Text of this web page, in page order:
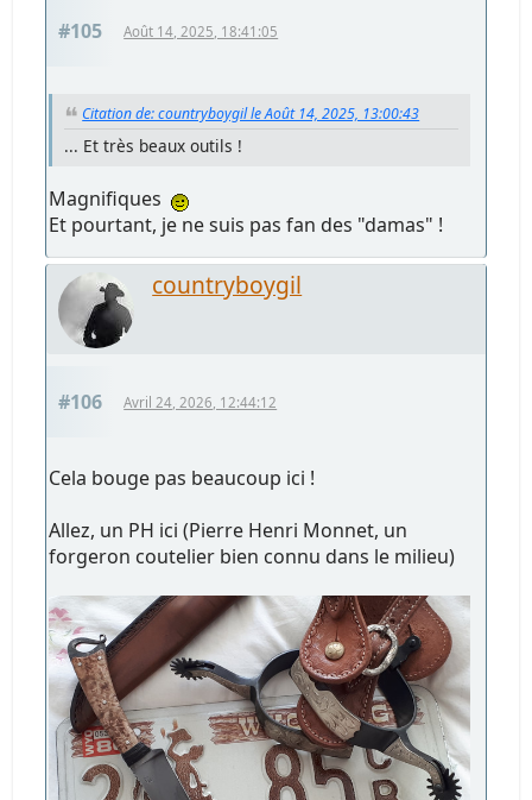
#105 Août 14, 2025, 18:41:05
Citation de: countryboygil le Août 14, 2025, 13:00:43
... Et très beaux outils !
Magnifiques
Et pourtant, je ne suis pas fan des "damas" !
countryboygil
#106 Avril 24, 2026, 12:44:12
Cela bouge pas beaucoup ici !
Allez, un PH ici (Pierre Henri Monnet, un
forgeron coutelier bien connu dans le milieu)